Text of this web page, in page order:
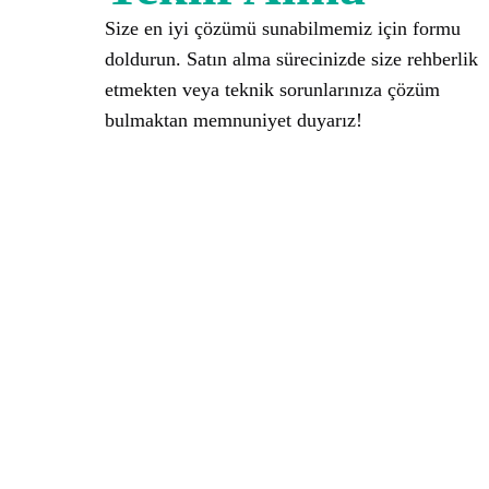
Size en iyi çözümü sunabilmemiz için formu
doldurun. Satın alma sürecinizde size rehberlik
etmekten veya teknik sorunlarınıza çözüm
bulmaktan memnuniyet duyarız!